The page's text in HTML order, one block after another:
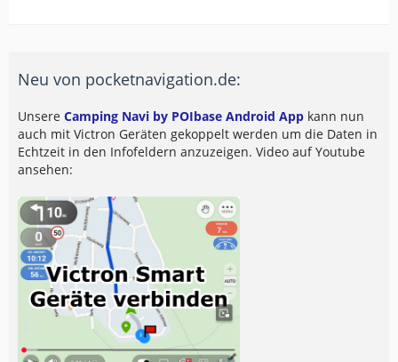
Neu von pocketnavigation.de:
Unsere Camping Navi by POIbase Android App kann nun
auch mit Victron Geräten gekoppelt werden um die Daten in
Echtzeit in den Infofeldern anzuzeigen. Video auf Youtube
ansehen: